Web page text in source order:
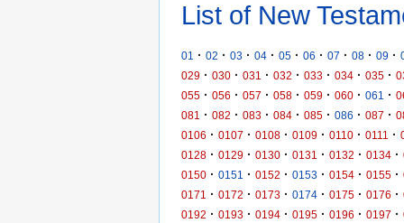
List of New
01 · 02 · 03 · 04 · 05 · 06 · 07 · 08 · 09 ·
029 · 030 · 031 · 032 · 033 · 034 · 035 ·
055 · 056 · 057 · 058 · 059 · 060 · 061 ·
081
· 082 · 083 · 084 · 085 · 086 · 087 ·
0106 · 0107 · 0108 · 0109 · 0110 · 0111 ·
0128 · 0129 · 0130 · 0131 · 0132 · 0134 ·
0150 · 0151 · 0152 · 0153 · 0154 · 0155 ·
0171
· 0172 · 0173 · 0174 · 0175 · 0176 ·
0192 · 0193 · 0194 · 0195 · 0196 · 0197 ·